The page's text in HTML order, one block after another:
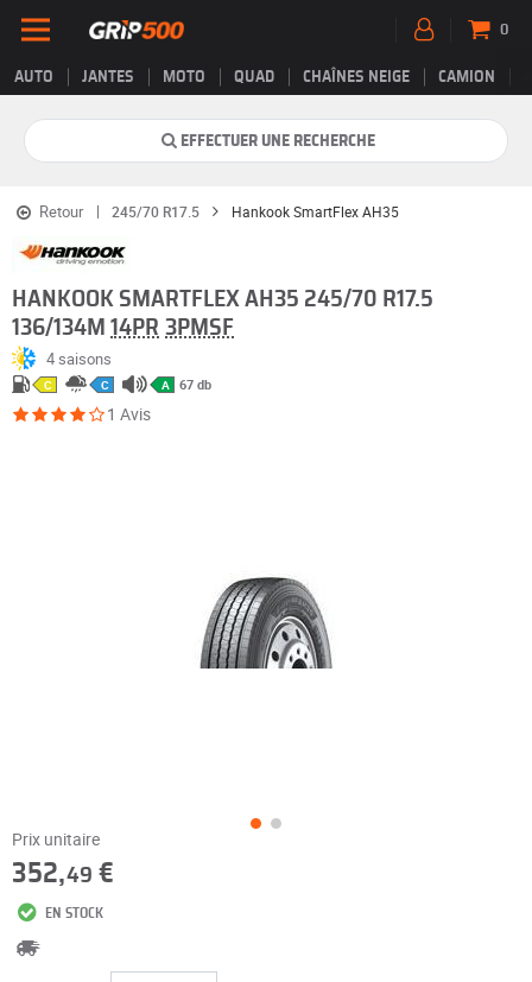
AUTO JANTES MOTO QUAD CHAÎNES NEIGE CAMION
0
EFFECTUER UNE RECHERCHE
Retour 245/70 R17.5 Hankook SmartFlex AH35
HANKOOK SMARTFLEX AH35 245/70 R17.5
136/134M 14PR 3PMSF
4 saisons
C C A 67 db
1 Avis
Prix unitaire
352,49 €
EN STOCK